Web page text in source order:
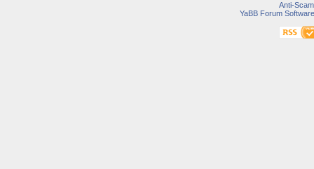
Anti-Scam
YaBB Forum Software